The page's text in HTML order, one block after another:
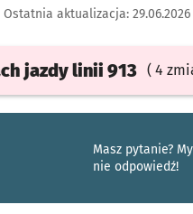
Ostatnia aktualizacja: 29.06.2026
jazdylinii 913 ( 4
Masz pytanie?
nie odpowiedź!